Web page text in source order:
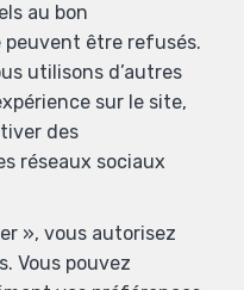
au bon
être refusés.
utilisons d’autres
sur le site,
des
réseaux sociaux
», vous autorisez
Vous pouvez
09 60
09 60
agréé IPI sous le
- N° entreprise : TVA
contrôle: Institut
rue du